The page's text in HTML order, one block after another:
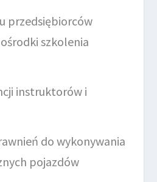
przedsiębiorców
szkolenia
instruktorów i
do wykonywania
pojazdów